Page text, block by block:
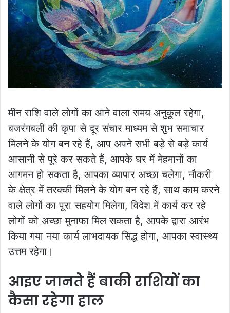
मीन राशि वाले लोगों का आने वाला समय अनुकूल रहेगा,
बजरंगबली की कृपा से दूर संचार माध्यम से शुभ समाचार
मिलने के योग बन रहे हैं, आप अपने सभी बड़े से बड़े कार्य
आसानी से पूरे कर सकते हैं, आपके घर में मेहमानों का
आगमन हो सकता है, आपका व्यापार अच्छा चलेगा, नौकरी
के क्षेत्र में तरक्की मिलने के योग बन रहे हैं, साथ काम करने
वाले लोगों का पूरा सहयोग मिलेगा, विदेश में कार्य कर रहे
लोगों को अच्छा मुनाफा मिल सकता है, आपके द्वारा आरंभ
किया गया नया कार्य लाभदायक सिद्ध होगा, आपका स्वास्थ्य
उत्तम रहेगा।
आइए जानते हैं बाकी राशियों का
कैसा रहेगा हाल